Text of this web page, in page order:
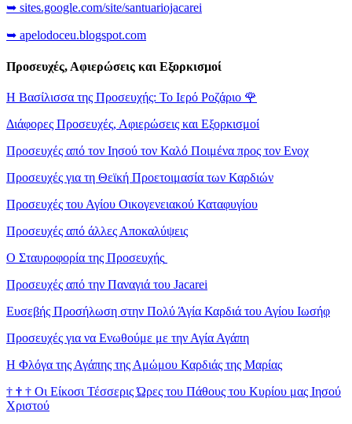
➥ sites.google.com/site/santuariojacarei
➥ apelodoceu.blogspot.com
Προσευχές, Αφιερώσεις και Εξορκισμοί
Η Βασίλισσα της Προσευχής: Το Ιερό Ροζάριο 🌹
Διάφορες Προσευχές, Αφιερώσεις και Εξορκισμοί
Προσευχές από τον Ιησού τον Καλό Ποιμένα προς τον Ενοχ
Προσευχές για τη Θεϊκή Προετοιμασία των Καρδιών
Προσευχές του Αγίου Οικογενειακού Καταφυγίου
Προσευχές από άλλες Αποκαλύψεις
Ο Σταυροφορία της Προσευχής
Προσευχές από την Παναγιά του Jacarei
Ευσεβής Προσήλωση στην Πολύ Άγία Καρδιά του Αγίου Ιωσήφ
Προσευχές για να Ενωθούμε με την Αγία Αγάπη
Η Φλόγα της Αγάπης της Αμώμου Καρδιάς της Μαρίας
† † † Οι Είκοσι Τέσσερις Ώρες του Πάθους του Κυρίου μας Ιησού
Χριστού